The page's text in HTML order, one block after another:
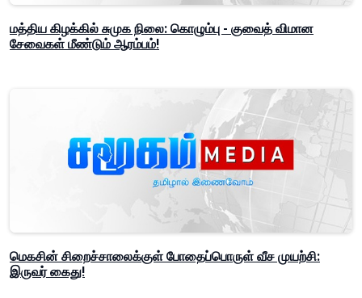
மத்திய கிழக்கில் சுமுக நிலை: கொழும்பு - குவைத் விமான
சேவைகள் மீண்டும் ஆரம்பம்!
மெகசின் சிறைச்சாலைக்குள் போதைப்பொருள் வீச முயற்சி:
இருவர் கைது!